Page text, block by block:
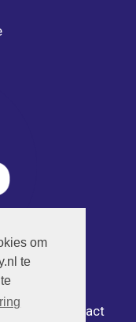
om
te
door Impact